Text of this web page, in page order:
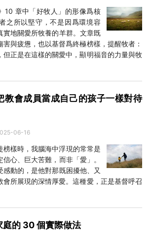
土耳其語
阿拉伯語
塞爾維亞語 柬埔寨語
10 章中「好牧人」的形像爲核
之所以堅守，不是因爲環境容
實地關愛所牧養的羊群。文章既
與疲憊，也以基督爲終極榜樣，提醒牧者：
但正是在這樣的關愛中，顯明福音的力量與牧
教會成員當成自己的孩子一樣對待
06-16
榜樣時，我腦海中浮現的常常是
心、巨大苦難，而非「愛」。
感動的，是他對那既困擾他、又
會所展現的深情厚愛。這種愛，正是基督呼召
庭的 30 個實際做法